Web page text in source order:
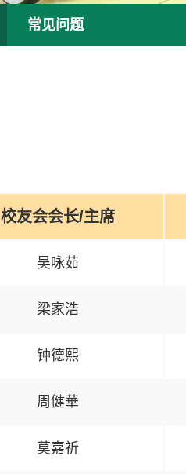
常见问题
校友会会长/主席
吴咏茹
梁家浩
钟德熙
周健華
莫嘉祈